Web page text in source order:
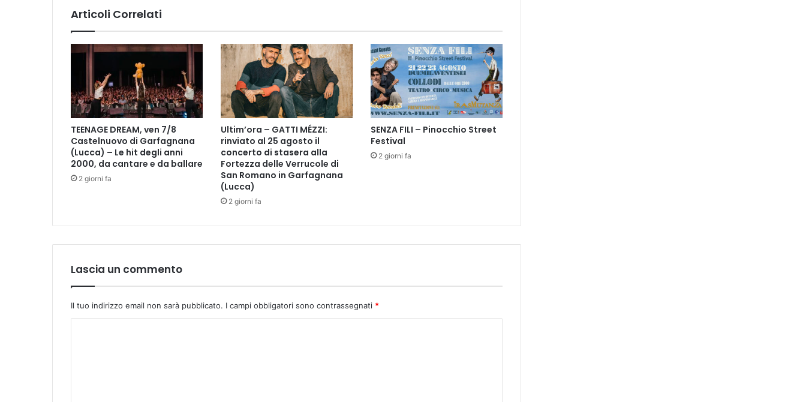
e
s
i
f
n
o
a
M
u
s
e
a
l
v
i
a
l
’
i
n
s
t
a
o
1
2
Articoli Correlati
TEENAGE DREAM, ven 7/8
Castelnuovo di Garfagnana
(Lucca) – Le hit degli anni
2000, da cantare e da ballare
2 giorni fa
Ultim’ora – GATTI MÉZZI:
rinviato al 25 agosto il
concerto di stasera alla
Fortezza delle Verrucole di
San Romano in Garfagnana
(Lucca)
2 giorni fa
SENZA FILI – Pinocchio Street
Festival
2 giorni fa
Lascia un commento
Il tuo indirizzo email non sarà pubblicato. I campi obbligatori sono contrassegnati *